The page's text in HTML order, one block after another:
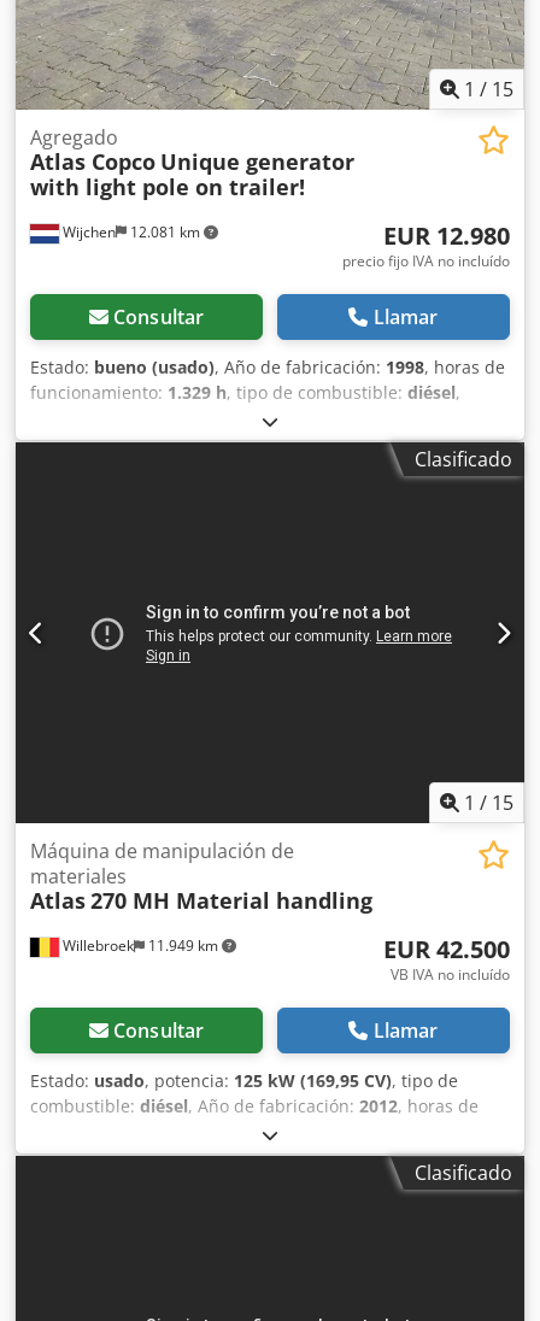
1 / 15
Wijchen 12.081 km
Agregado
Atlas Copco Unique generator
with light pole on trailer!
EUR 12.980
precio fijo IVA no incluído
Consultar Llamar
Estado: bueno (usado), Año de fabricación: 1998, horas de
funcionamiento: 1.329 h, tipo de combustible: diésel,
Yanmar
Tracción: Ruedas Peso en vacío: 3.380 kg Número de
propietarios: 1 Estado técnico: bueno Estado visual: bueno
de fabricación diciembre 1998, con torre de iluminación
operada hidráulicamente (9 metros), patas de soporte
hidráulicas y rueda de apoyo hidráulica. Reservado el
Clasificado
1 / 15
Willebroek 11.949 km
Máquina de manipulación de
materiales
Atlas270 MH Material handling
EUR 42.500
VB IVA no incluído
Consultar Llamar
Estado: usado, potencia: 125 kW (169,95 CV), tipo de
combustible: diésel, Año de fabricación: 2012, horas de
, Atlas 270 MH – Brazo largo – con
funciones de pinza, rotación y magnética – Cabina
hidráulica – 4 estabilizadores – Carga útil total: 29.500 kg –
Clasificado